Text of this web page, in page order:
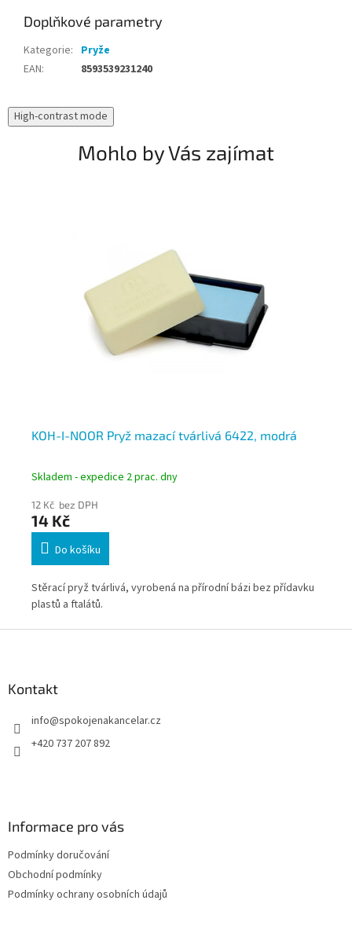
Doplňkové parametry
Kategorie: Pryže
EAN: 8593539231240
High-contrast mode
Mohlo by Vás zajímat
KOH-I-NOOR Pryž mazací tvárlivá 6422, modrá
Skladem - expedice 2 prac. dny
12 Kč bez DPH
14 Kč
Do košíku
Stěrací pryž tvárlivá, vyrobená na přírodní bázi bez přídavku
plastů a ftalátů.
Kontakt
info@spokojenakancelar.cz
+420 737 207 892
Informace pro vás
Podmínky doručování
Obchodní podmínky
Podmínky ochrany osobních údajů